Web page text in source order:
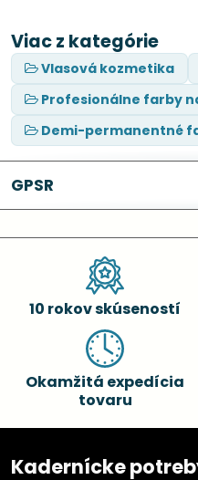
Viac z kategórie
Vlasová kozmetika
Profesionálne farby
Demi-permanentné
GPSR
10 rokov skúseností
Okamžitá expedícia
tovaru
Kadernícke